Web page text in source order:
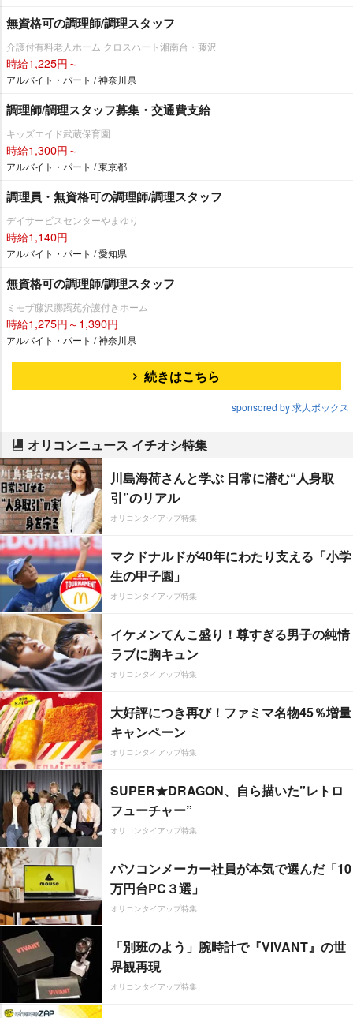
無資格可の調理師/調理スタッフ
介護付有料老人ホーム クロスハート湘南台・藤沢
時給1,225円～
アルバイト・パート / 神奈川県
調理師/調理スタッフ募集・交通費支給
キッズエイド武蔵保育園
時給1,300円～
アルバイト・パート / 東京都
調理員・無資格可の調理師/調理スタッフ
デイサービスセンターやまゆり
時給1,140円
アルバイト・パート / 愛知県
無資格可の調理師/調理スタッフ
ミモザ藤沢躑躅苑介護付きホーム
時給1,275円～1,390円
アルバイト・パート / 神奈川県
続きはこちら
sponsored by 求人ボックス
オリコンニュース イチオシ特集
川島海荷さんと学ぶ 日常に潜む“人身取
引”のリアル
オリコンタイアップ特集
マクドナルドが40年にわたり支える「小学
生の甲子園」
オリコンタイアップ特集
イケメンてんこ盛り！尊すぎる男子の純情
ラブに胸キュン
オリコンタイアップ特集
大好評につき再び！ファミマ名物45％増量
キャンペーン
オリコンタイアップ特集
SUPER★DRAGON、自ら描いた”レトロ
フューチャー”
オリコンタイアップ特集
パソコンメーカー社員が本気で選んだ「10
万円台PC３選」
オリコンタイアップ特集
「別班のよう」腕時計で『VIVANT』の世
界観再現
オリコンタイアップ特集